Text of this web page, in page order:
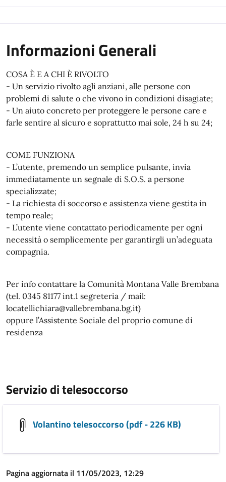
Informazioni Generali
COSA È E A CHI È RIVOLTO
- Un servizio rivolto agli anziani, alle persone con
problemi di salute o che vivono in condizioni disagiate;
- Un aiuto concreto per proteggere le persone care e
farle sentire al sicuro e soprattutto mai sole, 24 h su 24;
COME FUNZIONA
- L’utente, premendo un semplice pulsante, invia
immediatamente un segnale di S.O.S. a persone
specializzate;
- La richiesta di soccorso e assistenza viene gestita in
tempo reale;
- L’utente viene contattato periodicamente per ogni
necessità o semplicemente per garantirgli un’adeguata
compagnia.
Per info contattare la Comunità Montana Valle Brembana
(tel. 0345 81177 int.1 segreteria / mail:
locatellichiara@vallebrembana.bg.it)
oppure l’Assistente Sociale del proprio comune di
residenza
Servizio di telesoccorso
Volantino telesoccorso (pdf - 226 KB)
Pagina aggiornata il 11/05/2023, 12:29